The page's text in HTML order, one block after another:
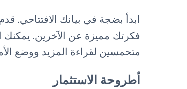
ابدأ بضجة في بيانك الافتتاحي.
فكرتك مميزة عن الآخرين.
متحمسين لقراءة المزيد ووضع
أطروحة الاستثمار